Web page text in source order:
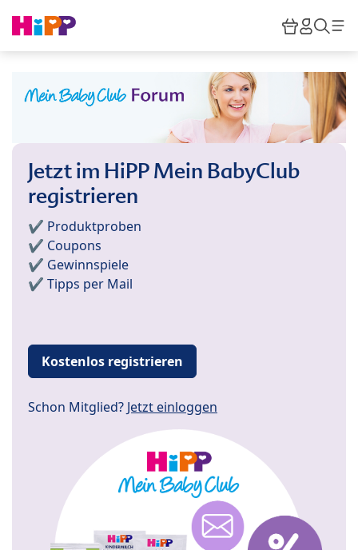
HiPP
Jetzt im HiPP Mein BabyClub
registrieren
✔️ Produktproben
✔️ Coupons
✔️ Gewinnspiele
✔️ Tipps per Mail
Kostenlos registrieren
Schon Mitglied? Jetzt einloggen